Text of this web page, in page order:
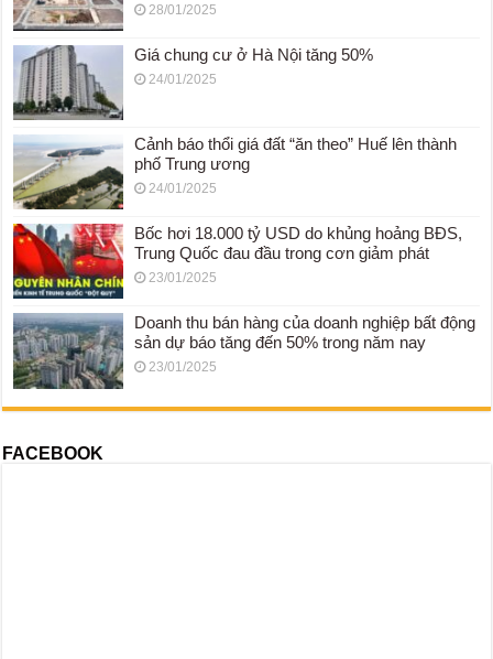
28/01/2025
Giá chung cư ở Hà Nội tăng 50%
24/01/2025
Cảnh báo thổi giá đất “ăn theo” Huế lên thành
phố Trung ương
24/01/2025
Bốc hơi 18.000 tỷ USD do khủng hoảng BĐS,
Trung Quốc đau đầu trong cơn giảm phát
23/01/2025
Doanh thu bán hàng của doanh nghiệp bất động
sản dự báo tăng đến 50% trong năm nay
23/01/2025
FACEBOOK